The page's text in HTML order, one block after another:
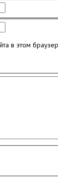
в этом